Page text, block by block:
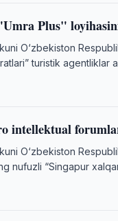
Plus"
O‘zbekiston
turistik agentliklar
intellektual
O‘zbekiston
nufuzli “Singapur